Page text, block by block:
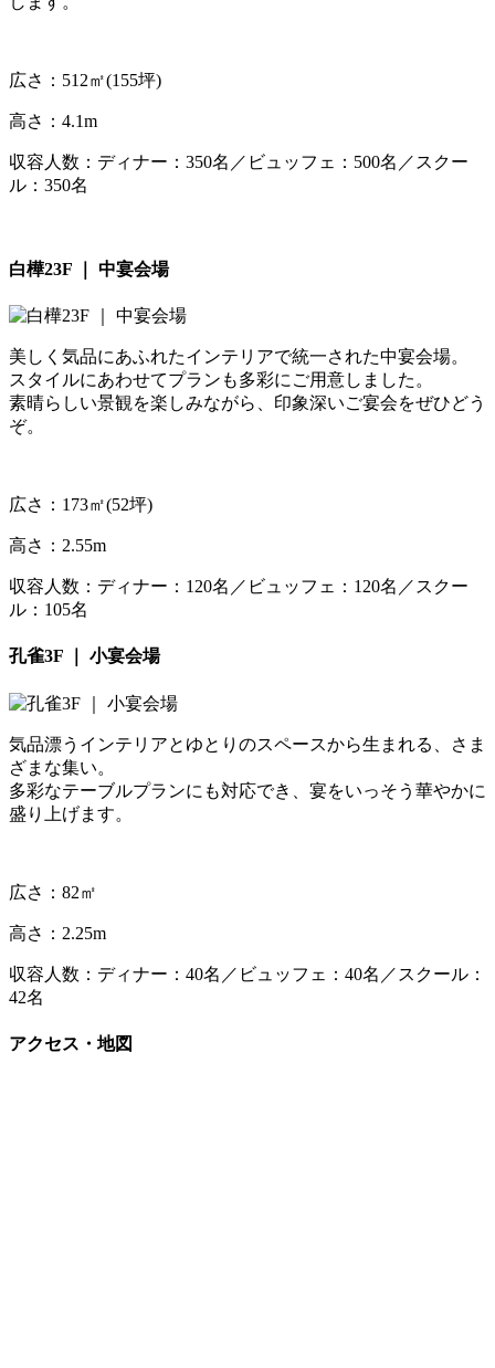
広さ：512㎡(155坪)
高さ：4.1m
収容人数：ディナー：350名／ビュッフェ：500名／スクー
ル：350名
白樺23F ｜ 中宴会場
美しく気品にあふれたインテリアで統一された中宴会場。
スタイルにあわせてプランも多彩にご用意しました。
素晴らしい景観を楽しみながら、印象深いご宴会をぜひどう
ぞ。
広さ： 173㎡(52坪)
高さ：2.55m
収容人数：ディナー：120名／ビュッフェ：120名／スクー
ル：105名
孔雀3F ｜ 小宴会場
気品漂うインテリアとゆとりのスペースから生まれる、さま
ざまな集い。
多彩なテーブルプランにも対応でき、宴をいっそう華やかに
盛り上げます。
広さ：82㎡
高さ：2.25m
収容人数：ディナー：40名／ビュッフェ：40名／スクール：
42名
アクセス・地図